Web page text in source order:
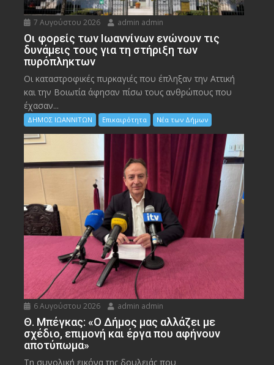
7 Αυγούστου 2026 admin admin
Οι φορείς των Ιωαννίνων ενώνουν τις
δυνάμεις τους για τη στήριξη των
πυρόπληκτων
Οι καταστροφικές πυρκαγιές που έπληξαν την Αττική
και την Bοιωτία άφησαν πίσω τους ανθρώπους που
έχασαν...
ΔΗΜΟΣ ΙΩΑΝΝΙΤΩΝ Επικαιρότητα Νέα των Δήμων
6 Αυγούστου 2026 admin admin
Θ. Μπέγκας: «Ο Δήμος μας αλλάζει με
σχέδιο, επιμονή και έργα που αφήνουν
αποτύπωμα»
Τη συνολική εικόνα της δουλειάς που